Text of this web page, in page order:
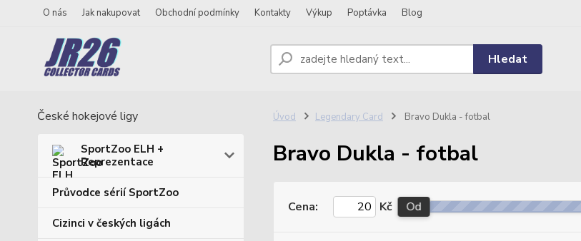
O nás Jak nakupovat Obchodní podmínky Kontakty Výkup Poptávka Blog
Hledat
České hokejové ligy
SportZoo ELH +
Reprezentace
Průvodce sérií SportZoo
Cizinci v českých ligách
Úvod Legendary Card Bravo Dukla - fotbal
Bravo Dukla - fotbal
Cena: Kč Od